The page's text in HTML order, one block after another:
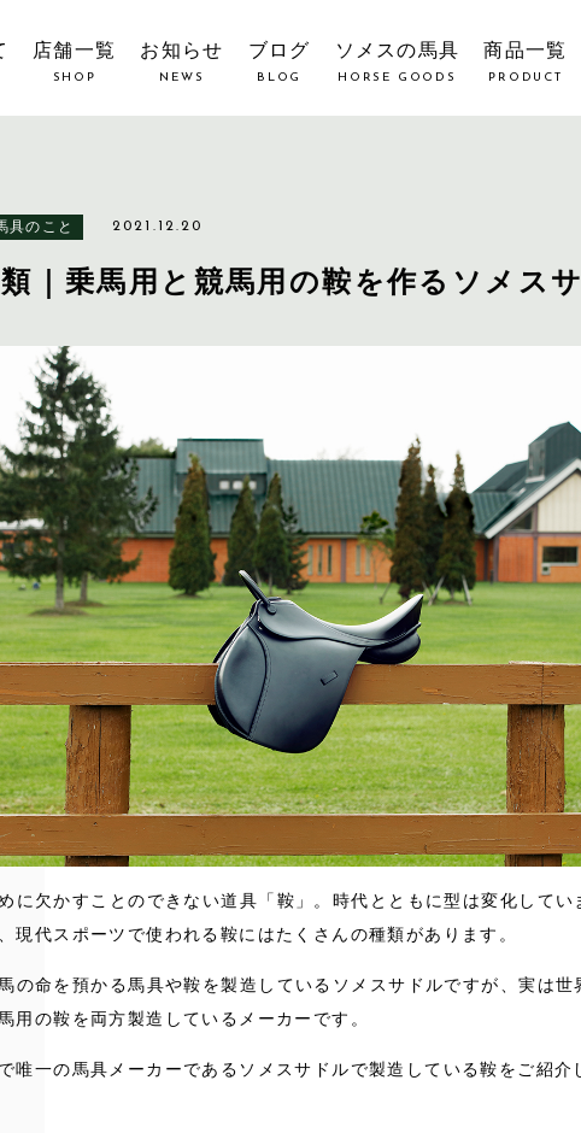
店舗一覧
SHOP
お知らせ
NEWS
ブログ
BLOG
ソメスの馬具
HORSE GOODS
商品一覧
PRODUCT
具のこと 2021.12.20
｜乗馬用と競馬用の鞍を作るソメス
に欠かすことのできない道具「鞍」。時代とともに型は変化してい
現代スポーツで使われる鞍にはたくさんの種類があります。
の命を預かる馬具や鞍を製造しているソメスサドルですが、実は世
用の鞍を両方製造しているメーカーです。
唯一の馬具メーカーであるソメスサドルで製造している鞍をご紹介